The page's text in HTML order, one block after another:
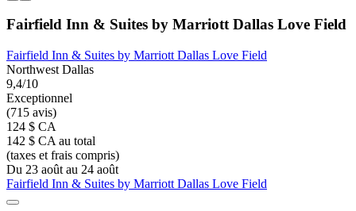
Fairfield Inn & Suites by Marriott Dallas Love Field
Fairfield Inn & Suites by Marriott Dallas Love Field
Northwest Dallas
9,4/10
Exceptionnel
(715 avis)
124 $ CA
142 $ CA au total
(taxes et frais compris)
Du 23 août au 24 août
Fairfield Inn & Suites by Marriott Dallas Love Field